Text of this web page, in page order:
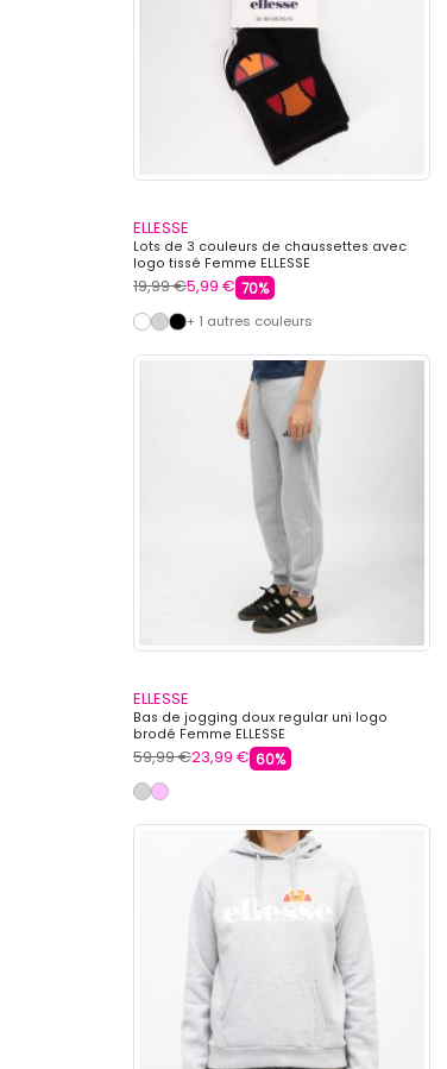
ELLESSE
Lots de 3 couleurs de chaussettes avec
logo tissé Femme ELLESSE
19,99 €5,99 € 70%
+ 1 autres couleurs
ELLESSE
Bas de jogging doux regular uni logo
brodé Femme ELLESSE
59,99 €23,99 € 60%